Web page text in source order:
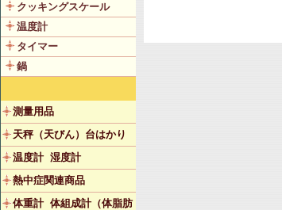
クッキングスケール
温度計
タイマー
鍋
測量用品
天秤（天びん）台はかり
温度計 湿度計
熱中症関連商品
体重計 体組成計（体脂肪